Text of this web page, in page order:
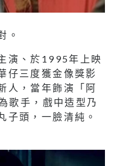
。
演、於1995年上映
仔三度獲金像獎影
人，當年飾演「阿
歌手，戲中造型乃
子頭，一臉清純。